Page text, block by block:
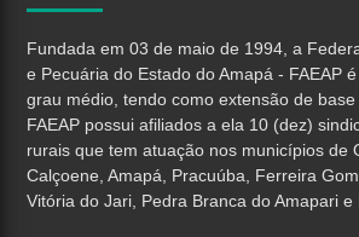
Fundada em 03 de maio de 1994, a
e Pecuária do Estado do Amapá - FAEAP
grau médio, tendo como extensão de
FAEAP possui afiliados a ela 10 (dez)
rurais que tem atuação nos municípios de
Calçoene, Amapá, Pracuúba, Ferreira
Vitória do Jari, Pedra Branca do Amapari e